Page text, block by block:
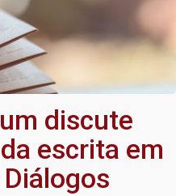
discute
escrita em